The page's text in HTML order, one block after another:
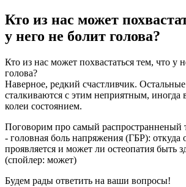
Кто из нас может
у него не болит голова?
Кто из нас может похвастаться тем, что у
голова?
Наверное, редкий счастливчик.
сталкиваются с этим неприятным,
колеи состоянием.
Поговорим про самый распространненый
- головная боль напряжения (ГБР): откуда
проявляется и может ли остеопатия быть
(спойлер: может)
Будем рады ответить на ваши вопросы!